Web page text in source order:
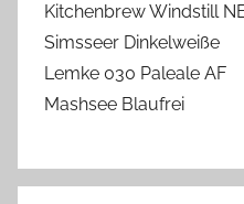
Kitchenbrew Windstill
Simsseer Dinkelweiße
Lemke 030 Paleale AF
Mashsee Blaufrei